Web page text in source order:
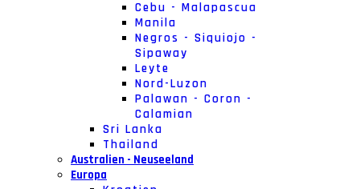
Cebu - Malapascua
Manila
Negros - Siquiojo -
Sipaway
Leyte
Nord-Luzon
Palawan - Coron -
Calamian
Sri Lanka
Thailand
Australien - Neuseeland
Europa